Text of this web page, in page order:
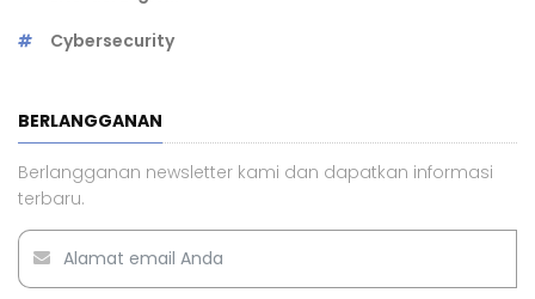
Cybersecurity
BERLANGGANAN
Berlangganan newsletter kami dan dapatkan informasi
terbaru.